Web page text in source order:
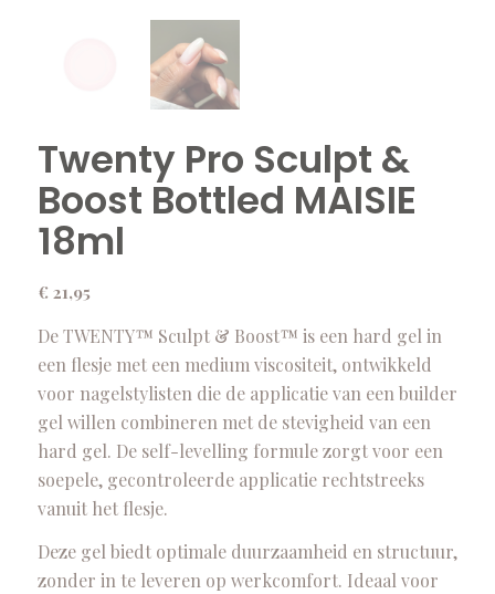
Twenty Pro Sculpt &
Boost Bottled MAISIE
18ml
€ 21,95
De TWENTY™ Sculpt & Boost™ is een hard gel in
een flesje met een medium viscositeit, ontwikkeld
voor nagelstylisten die de applicatie van een builder
gel willen combineren met de stevigheid van een
hard gel. De self-levelling formule zorgt voor een
soepele, gecontroleerde applicatie rechtstreeks
vanuit het flesje.
Deze gel biedt optimale duurzaamheid en structuur,
zonder in te leveren op werkcomfort. Ideaal voor